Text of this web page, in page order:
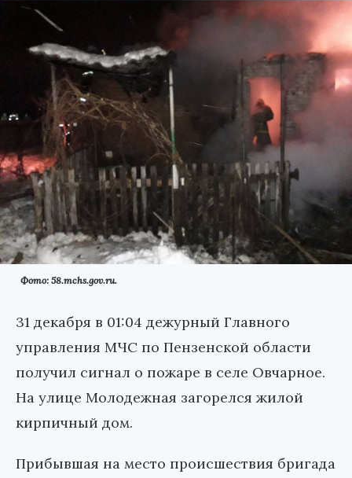
Фото: 58.mchs.gov.ru.
31 декабря в 01:04 дежурный Главного
управления МЧС по Пензенской области
получил сигнал о пожаре в селе Овчарное.
На улице Молодежная загорелся жилой
кирпичный дом.
Прибывшая на место происшествия бригада